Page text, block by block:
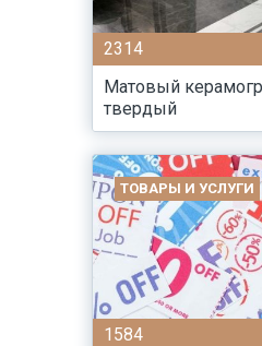
2314
Матовый
твердый
ТОВАРЫ И УСЛУГИ
1584